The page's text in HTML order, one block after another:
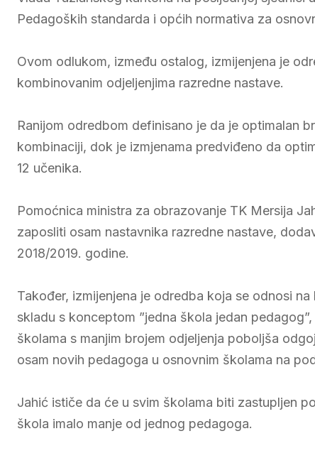
Pedagoških standarda i općih normativa za
Ovom odlukom, između ostalog, izmijenjena je
kombinovanim odjeljenjima razredne nastave.
Ranijom odredbom definisano je da je optimalan
kombinaciji, dok je izmjenama predviđeno da
12 učenika.
Pomoćnica ministra za obrazovanje TK Mersija
zaposliti osam nastavnika razredne nastave,
2018/2019. godine.
Također, izmijenjena je odredba koja se odnosi
skladu s konceptom ”jedna škola jedan
školama s manjim brojem odjeljenja poboljša
osam novih pedagoga u osnovnim školama na
Jahić ističe da će u svim školama biti zastupljen
škola imalo manje od jednog pedagoga.